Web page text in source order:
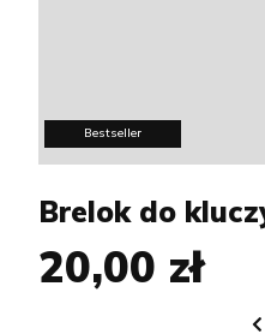
Bestseller
Brelok do
20,00 zł